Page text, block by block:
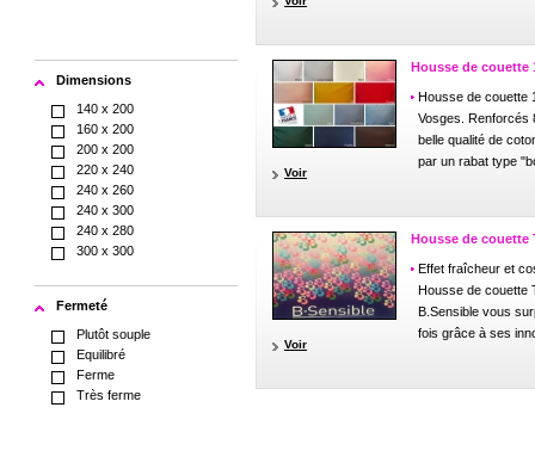
Dimensions
140 x 200
160 x 200
200 x 200
220 x 240
240 x 260
240 x 300
240 x 280
300 x 300
Fermeté
Plutôt souple
Equilibré
Ferme
Très ferme
Voir
Housse de couette
Housse de couette
Vosges. Renforcés
belle qualité de
par un rabat type
Voir
Housse de couette
Effet fraîcheur et
Housse de couette
B.Sensible vous
fois grâce à ses